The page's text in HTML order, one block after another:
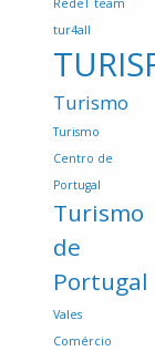
RedeT
team
tur4all
Turismo
Turismo
Centro de
Portugal
Turismo
de
Portugal
Vales
Comércio